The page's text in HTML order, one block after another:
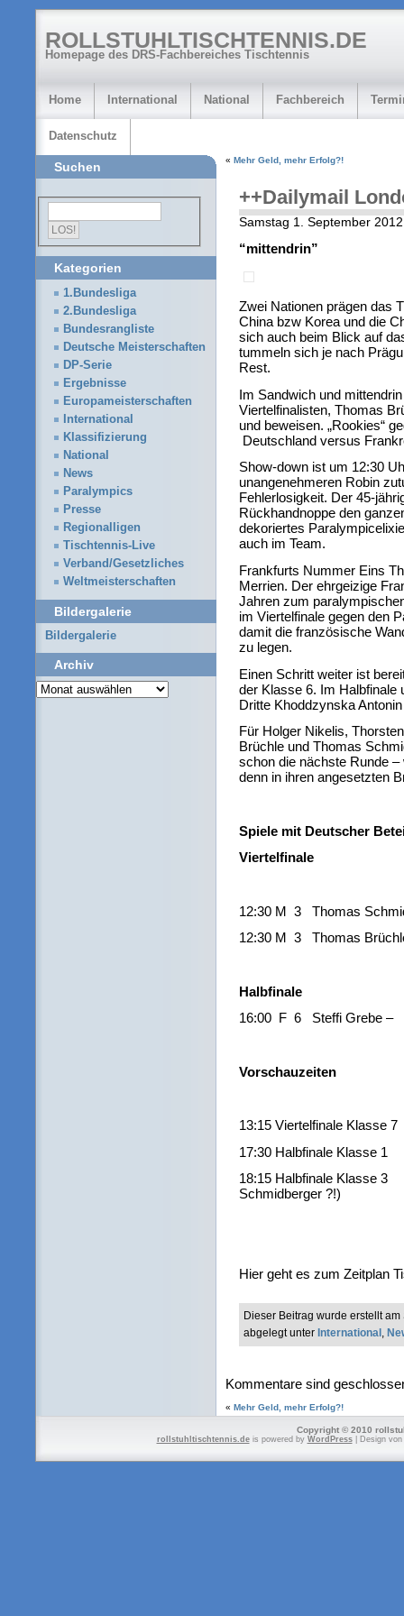
ROLLSTUHLTISCHTENNIS.DE
Homepage des DRS-Fachbereiches Tischtennis
Home International National Fachbereich
Datenschutz
« Mehr Geld, mehr Erfolg?!
++Dailymail
Samstag 1. September
“mittendrin”
Zwei Nationen prägen das
China bzw Korea und die
sich auch beim Blick auf
tummeln sich je nach
Rest.
Im Sandwich und
Viertelfinalisten, Thomas
und beweisen. „Rookies“
Deutschland versus
Show-down ist um 12:30
unangenehmeren Robin
Fehlerlosigkeit. Der 45-
Rückhandnoppe den
dekoriertes
auch im Team.
Frankfurts Nummer Eins
Merrien. Der ehrgeizige
Jahren zum
im Viertelfinale gegen den
damit die französische
zu legen.
Einen Schritt weiter ist
der Klasse 6. Im Halbfinale
Dritte Khoddzynska
Für Holger Nikelis,
Brüchle und Thomas
schon die nächste Runde
denn in ihren angesetzten
Spiele mit Deutscher
Viertelfinale
12:30 M 3 Thomas
12:30 M 3 Thomas
Halbfinale
16:00 F 6 Steffi Grebe –
Vorschauzeiten
13:15 Viertelfinale Klasse
17:30 Halbfinale Klasse 1
18:15 Halbfinale Klasse 3
Schmidberger ?!)
Hier geht es zum Zeitplan
Dieser Beitrag wurde erstellt
abgelegt unter International
Kommentare sind
« Mehr Geld, mehr Erfolg?!
Suchen
Kategorien
1.Bundesliga
2.Bundesliga
Bundesrangliste
Deutsche Meisterschaften
DP-Serie
Ergebnisse
Europameisterschaften
International
Klassifizierung
National
News
Paralympics
Presse
Regionalligen
Tischtennis-Live
Verband/Gesetzliches
Weltmeisterschaften
Bildergalerie
Bildergalerie
Archiv
Archiv
Copyright © 2010
rollstuhltischtennis.deis powered by WordPress| Design von